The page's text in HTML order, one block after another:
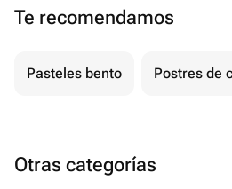
Te recomendamos
Pasteles bento Postres de
Otras categorías